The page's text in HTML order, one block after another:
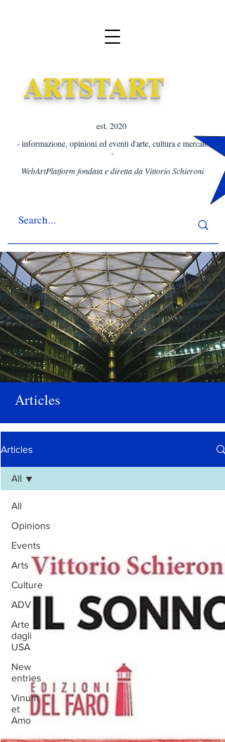
ARTSTART
est. 2020 ​
- informazione, opinioni ed eventi d'arte, cultura e mercato
-
WebArtPlatform fondata e diretta da Vittorio Schieroni
Articles
Articles
All
Opinions
Events
Arts
Culture
ADV
Arte
dagli
USA
New
entries
Vinum
et
Amo
All